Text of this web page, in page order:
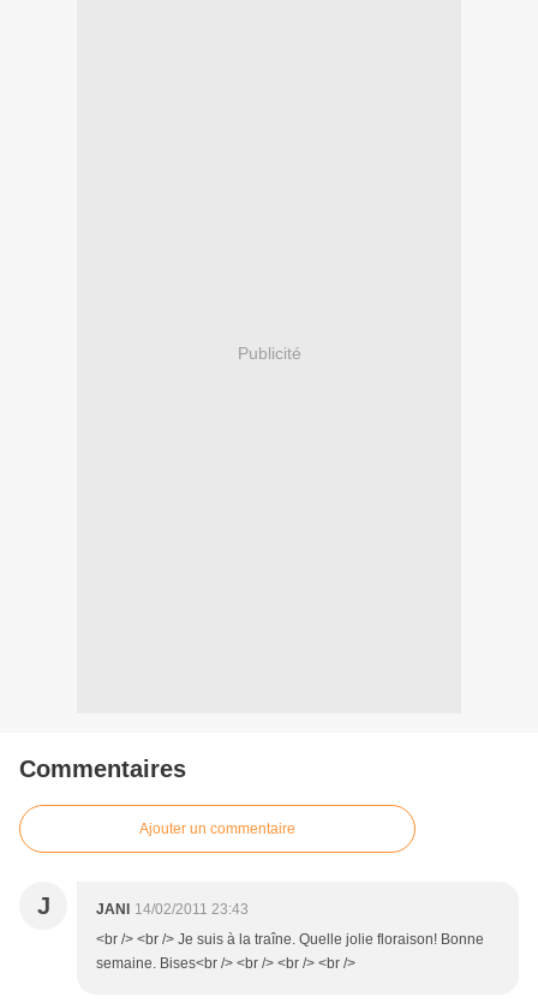
Publicité
Commentaires
Ajouter un commentaire
J JANI
14/02/2011 23:43
<br /> <br /> Je suis à la traîne. Quelle jolie floraison! Bonne
semaine. Bises<br /> <br /> <br /> <br />